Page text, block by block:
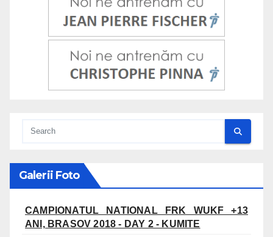
Galerii Foto
CAMPIONATUL NATIONAL FRK WUKF +13
ANI, BRASOV 2018 - DAY 2 - KUMITE